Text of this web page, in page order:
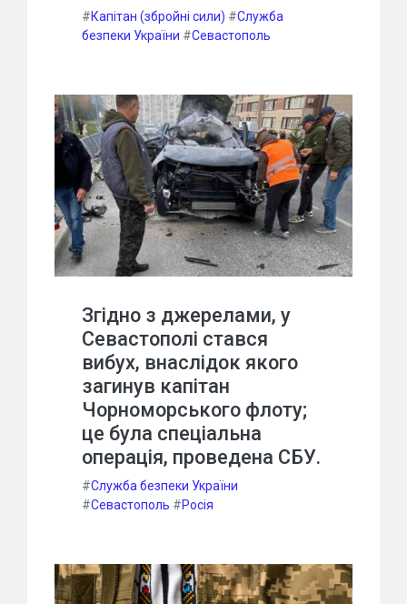
#Капітан (збройні сили) #Служба
безпеки України #Севастополь
Згідно з джерелами, у
Севастополі стався
вибух, внаслідок якого
загинув капітан
Чорноморського флоту;
це була спеціальна
операція, проведена СБУ.
#Служба безпеки України
#Севастополь #Росія